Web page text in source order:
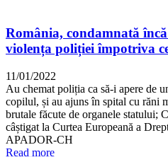
România, condamnată
violența poliției împotriva
11/01/2022
Au chemat poliția ca să-i apere de
copilul, și au ajuns în spital cu răni
brutale făcute de organele statului;
câștigat la Curtea Europeană a
APADOR-CH
Read more